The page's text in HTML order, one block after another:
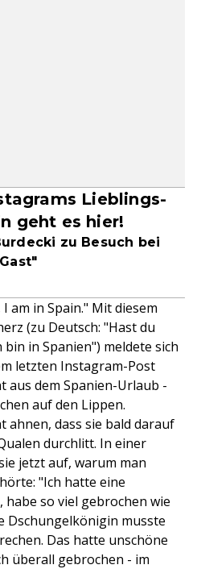
Lieblings-
geht es hier!
zu Besuch bei
am in Spain." Mit diesem
(zu Deutsch: "Hast du
bin in Spanien") meldete sich
letzten Instagram-Post
aus dem Spanien-Urlaub -
auf den Lippen.
ahnen, dass sie bald darauf
durchlitt. In einer
jetzt auf, warum man
"Ich hatte eine
so viel gebrochen wie
Dschungelkönigin musste
Das hatte unschöne
überall gebrochen - im